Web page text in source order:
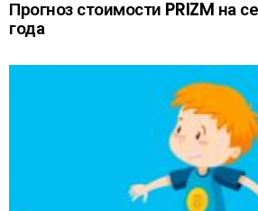
Прогноз стоимости PRIZM на
года